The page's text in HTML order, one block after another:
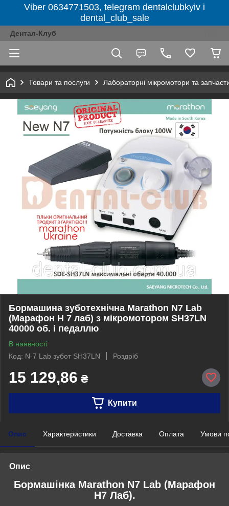
Viber 0634771503, telegram dentalclubkyiv і
dental_club_sale
Дентал-Клуб
Товари та послуги Лабораторні мікромотори та
Бормашина зуботехнічна Marathon N7 Lab
(Марафон Н 7 лаб) з мікромотором SH37LN
40000 об. і педаллю
В наявності
Код: N-7 Lab зубот SH37LN
Роздріб
15 129,86 ₴
Купити
Опис Характеристики Доставка Оплата Умови
Опис
Бормашінка Marathon N7 Lab (Марафон
Н7 Лаб).